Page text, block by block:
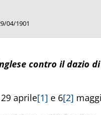
04/1901
contro il dazio
aprile[1] e 6[2]